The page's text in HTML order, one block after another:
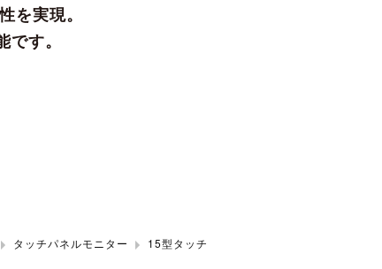
を実現。
す。
タッチパネルモニター
15型タッチ